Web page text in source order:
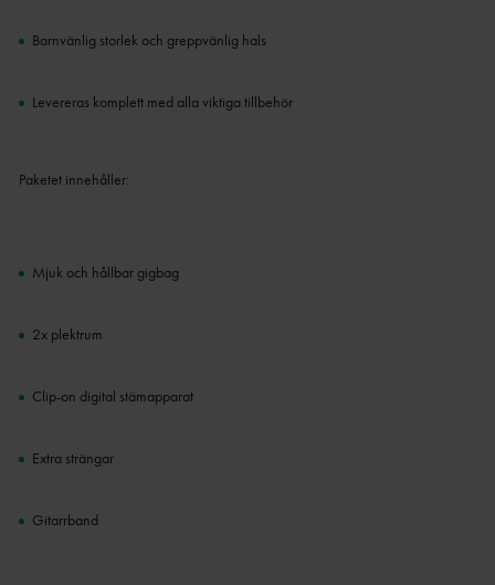
Barnvänlig storlek och greppvänlig hals
Levereras komplett med alla viktiga tillbehör
Paketet innehåller:
Mjuk och hållbar gigbag
2x plektrum
Clip-on digital stämapparat
Extra strängar
Gitarrband